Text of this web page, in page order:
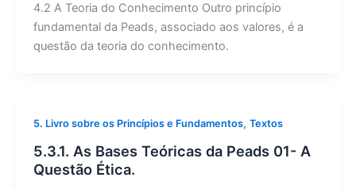
4.2 A Teoria do Conhecimento Outro princípio
fundamental da Peads, associado aos valores, é a
questão da teoria do conhecimento.
5. Livro sobre os Princípios e Fundamentos, Textos
5.3.1. As Bases Teóricas da Peads 01- A
Questão Ética.